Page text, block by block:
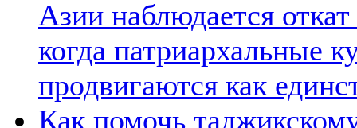
Азии наблюдается
когда патриархальные
продвигаются как
Как помочь